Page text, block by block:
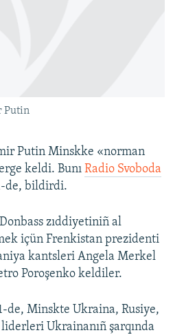
Putin
Putin Minskke «norman
keldi. Bunı Radio Svoboda
de, bildirdi.
zıddiyetiniñ al
içün Frenkistan prezidenti
kantsleri Angela Merkel
Poroşenko keldiler.
de, Minskte Ukraina, Rusiye,
Ukrainanıñ şarqında